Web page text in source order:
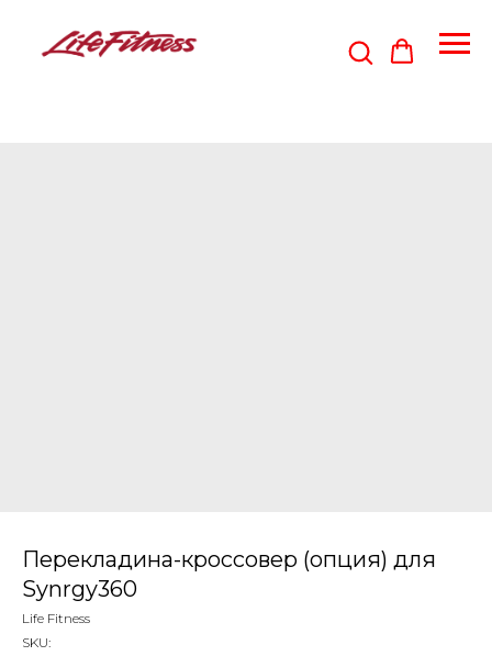
Перекладина-кроссовер (опция) для
Synrgy360
Life Fitness
SKU: